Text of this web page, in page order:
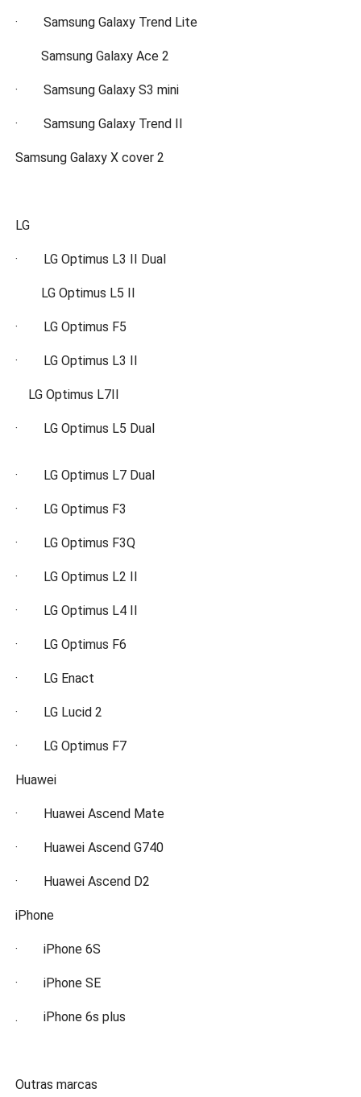
· Samsung Galaxy Trend Lite
Samsung Galaxy Ace 2
· Samsung Galaxy S3 mini
· Samsung Galaxy Trend II
Samsung Galaxy X cover 2
LG
· LG Optimus L3 II Dual
LG Optimus L5 II
· LG Optimus F5
· LG Optimus L3 II
LG Optimus L7II
· LG Optimus L5 Dual
· LG Optimus L7 Dual
· LG Optimus F3
· LG Optimus F3Q
· LG Optimus L2 II
· LG Optimus L4 II
· LG Optimus F6
· LG Enact
· LG Lucid 2
· LG Optimus F7
Huawei
· Huawei Ascend Mate
· Huawei Ascend G740
· Huawei Ascend D2
iPhone
· iPhone 6S
· iPhone SE
. iPhone 6s plus
Outras marcas